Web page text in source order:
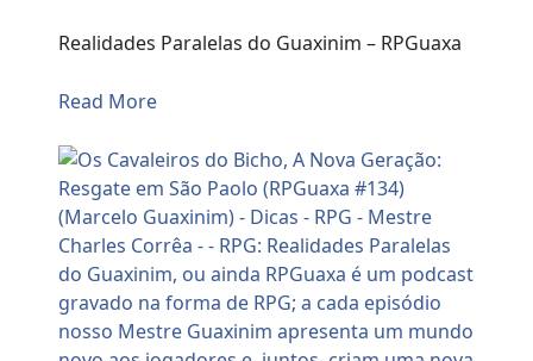
Realidades Paralelas do Guaxinim – RPGuaxa
Read More